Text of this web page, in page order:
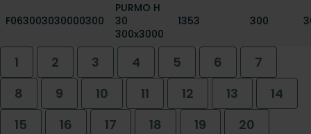
F063003030000300
PURMO H
30
300x3000
1353 300
1 2 3 4 5 6
7
8
9 10 11 12 13
14
15
16 17 18 19
20